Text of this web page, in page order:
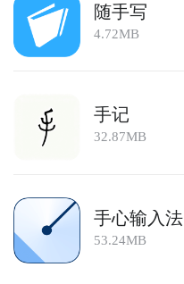
随手写
4.72MB
手记
32.87MB
手心输入法
53.24MB